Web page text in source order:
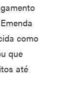
como
que
até